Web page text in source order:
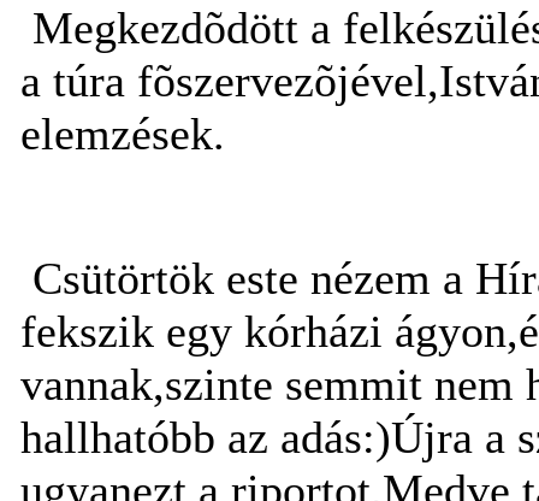
Megkezdõdött a
a túra
elemzések.
Csütörtök este nézem a
fekszik egy kórházi
vannak,szinte semmit
hallhatóbb az adás:)Újra a
ugyanezt a riportot.Medve